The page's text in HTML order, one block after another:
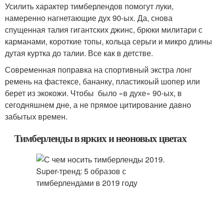
Усилить характер тимберлендов помогут луки,
намеренно нагнетающие дух 90-ых. Да, снова
спущенная талия гигантских джинс, брюки милитари с
карманами, короткие топы, кольца серьги и микро длины
дутая куртка до талии. Все как в детстве.
Современная поправка на спортивный экстра лонг
ремень на фастексе, бананку, пластикоый шопер или
берет из экокожи. Чтобы было «в духе» 90-ых, в
сегодняшнем дне, а не прямое цитирование давно
забытых времен.
Тимберленды в ярких и неоновых цветах